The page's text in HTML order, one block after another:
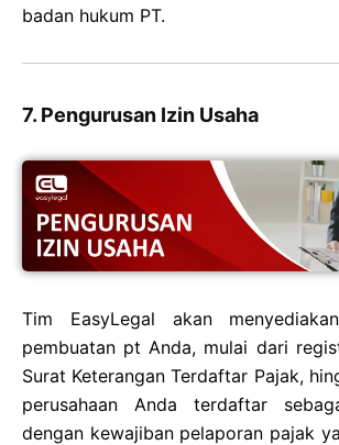
badan hukum PT.
7. Pengurusan Izin Usaha
Tim EasyLegal akan
pembuatan pt Anda, mulai dari
Surat Keterangan Terdaftar Pajak,
perusahaan Anda terdaftar
dengan kewajiban pelaporan pajak